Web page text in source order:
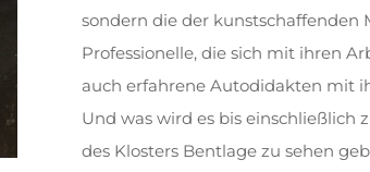
sondern die der kunstschaffenden
Professionelle, die sich mit ihren
auch erfahrene Autodidakten mit
Und was wird es bis einschließlich
des Klosters Bentlage zu sehen